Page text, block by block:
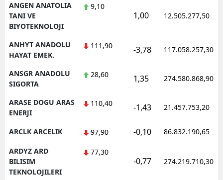
ANGEN ANATOLIA
TANI VE
BIYOTEKNOLOJI
9,10
1,00 12.505.277,50
ANHYT ANADOLU
HAYAT EMEK.
111,90 -3,78 117.058.257,30
ANSGR ANADOLU
SIGORTA
28,60 1,35 274.580.868,90
ARASE DOGU ARAS
ENERJI
110,40 -1,43 21.457.753,20
ARCLK ARCELIK 97,90 -0,10 86.832.190,65
ARDYZ ARD
BILISIM
TEKNOLOJILERI
77,30
-0,77 274.219.710,30